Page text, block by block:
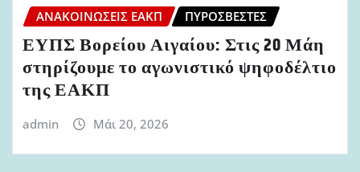
ΑΝΑΚΟΙΝΏΣΕΙΣ ΕΑΚΠ ΠΥΡΟΣΒΈΣΤΕΣ
ΕΥΠΣ Βορείου Αιγαίου: Στις 20 Μάη
στηρίζουμε το αγωνιστικό ψηφοδέλτιο
της ΕΑΚΠ
admin Μάι 20, 2026